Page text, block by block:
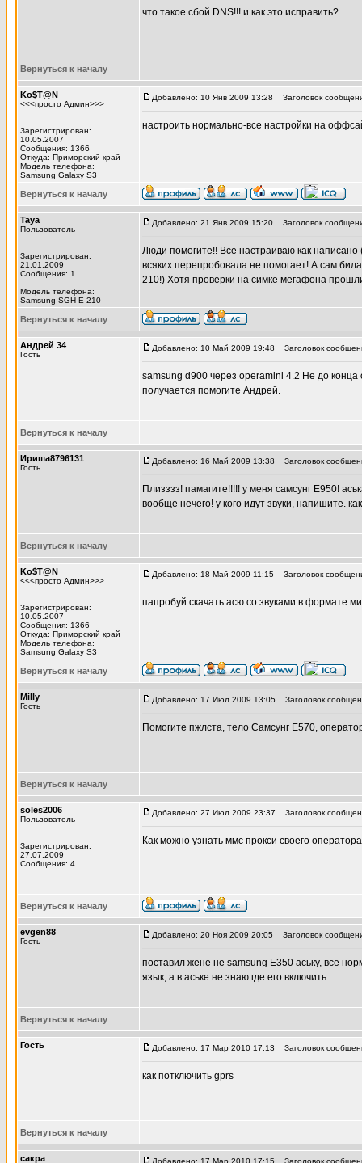
что такое сбой DNS!!! и как это исправить?
Вернуться к началу
Ko$T@N
<<<просто Админ>>>
Зарегистрирован:
10.05.2007
Сообщения: 1366
Откуда: Приморский край
Модель телефона:
Samsung Galaxy S3
Добавлено: 10 Янв 2009 13:28 Заголовок
настроить нормально-все настройки на
Вернуться к началу
Taya
Пользователь
Зарегистрирован:
21.01.2009
Сообщения: 1
Модель телефона:
Samsung SGH E-210
Добавлено: 21 Янв 2009 15:20 Заголовок
Люди помогите!! Все настраиваю как
всяких перепробовала не помогает! А сам
210!) Хотя проверки на симке мегафона
Вернуться к началу
Андрей 34
Гость
Добавлено: 10 Май 2009 19:48 Заголовок
samsung d900 через operamini 4.2 Не до
получается помогите Андрей.
Вернуться к началу
Ириша8796131
Гость
Добавлено: 16 Май 2009 13:38 Заголовок
Плизззз! памагите!!!!! у меня самсунг Е950!
вообще нечего! у кого идут звуки, напишите.
Вернуться к началу
Ko$T@N
<<<просто Админ>>>
Зарегистрирован:
10.05.2007
Сообщения: 1366
Откуда: Приморский край
Модель телефона:
Samsung Galaxy S3
Добавлено: 18 Май 2009 11:15 Заголовок
папробуй скачать асю со звуками в формате
Вернуться к началу
Milly
Гость
Добавлено: 17 Июл 2009 13:05 Заголовок
Помогите пжлста, тело Самсунг Е570,
Вернуться к началу
soles2006
Пользователь
Зарегистрирован:
27.07.2009
Сообщения: 4
Добавлено: 27 Июл 2009 23:37 Заголовок
Как можно узнать ммс прокси своего
Вернуться к началу
evgen88
Гость
Добавлено: 20 Ноя 2009 20:05 Заголовок
поставил жене не samsung E350 аську, все
язык, а в аське не знаю где его включить.
Вернуться к началу
Гость Добавлено: 17 Мар 2010 17:13 Заголовок
как потключить gprs
Вернуться к началу
сакра Добавлено: 17 Мар 2010 17:15 Заголовок